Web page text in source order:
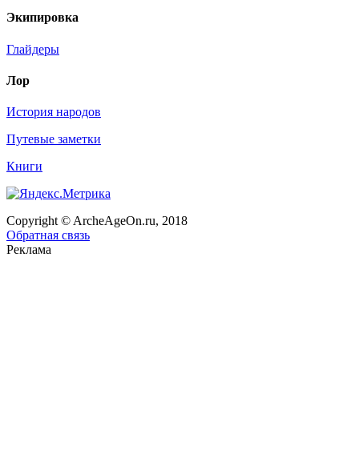
Экипировка
Глайдеры
Лор
История народов
Путевые заметки
Книги
Copyright © ArcheAgeOn.ru, 2018
Обратная связь
Реклама